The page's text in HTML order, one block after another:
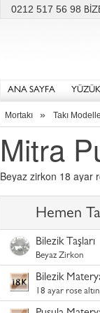
0212 517 56 98
ANA SAYFA YÜZÜK
Mortakı » Takı
Mitra
Beyaz zirkon 18 ayar
Hemen
Bilezik Taşları
Beyaz Zirkon
Bilezik
18 ayar rose altın